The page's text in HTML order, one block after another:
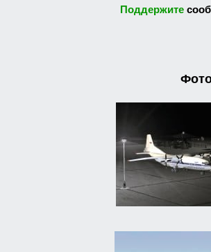
Поддержите